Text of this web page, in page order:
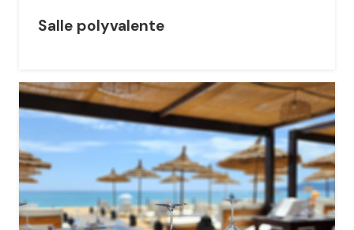
Salle polyvalente